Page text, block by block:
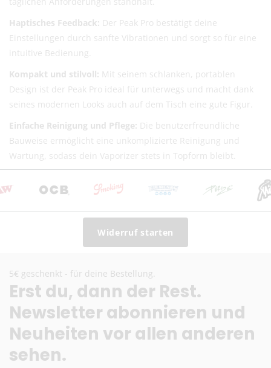
Haptisches Feedback: Der Peak Pro bestätigt deine
Einstellungen durch sanfte Vibrationen und sorgt so für eine
intuitive Bedienung.
Kompakt und stilvoll: Mit seinem schlanken, portablen
Design ist der Peak Pro ideal für unterwegs und macht dank
seines modernen Looks auch auf dem Tisch eine gute Figur.
Einfache Reinigung und Pflege: Die benutzerfreundliche
Bauweise ermöglicht eine unkomplizierte Reinigung und
Wartung, sodass dein Vaporizer stets in Topform bleibt.
Widerruf starten
5€ geschenkt - für deine Bestellung.
Erst du, dann der Rest.
Newsletter abonnieren und
Neuheiten vor allen anderen
sehen.